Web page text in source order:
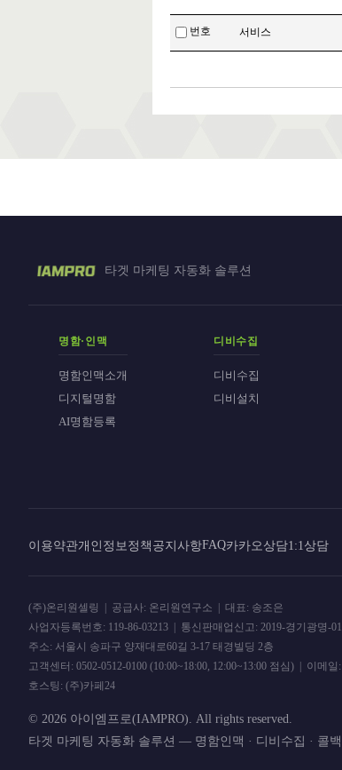
번호 서비스
타겟 마케팅 자동화 솔루션
명함·인맥
명함인맥소개
디지털명함
AI명함등록
디비수집
디비수집
디비설치
이용약관개인정보정책공지사항FAQ카카오상담1:1상담
(주)온리원셀링 | 공급사: 온리원연구소 | 대표: 송조은
사업자등록번호: 119-86-03213 | 통신판매업신고: 2019-경기광명-
주소: 서울시 송파구 양재대로60길 3-17 태경빌딩 2층
고객센터: 0502-0512-0100 (10:00~18:00, 12:00~13:00 점심) | 이메
호스팅: (주)카페24
© 2026 아이엠프로(IAMPRO). All rights reserved.
타겟 마케팅 자동화 솔루션 — 명함인맥 · 디비수집 · 콜